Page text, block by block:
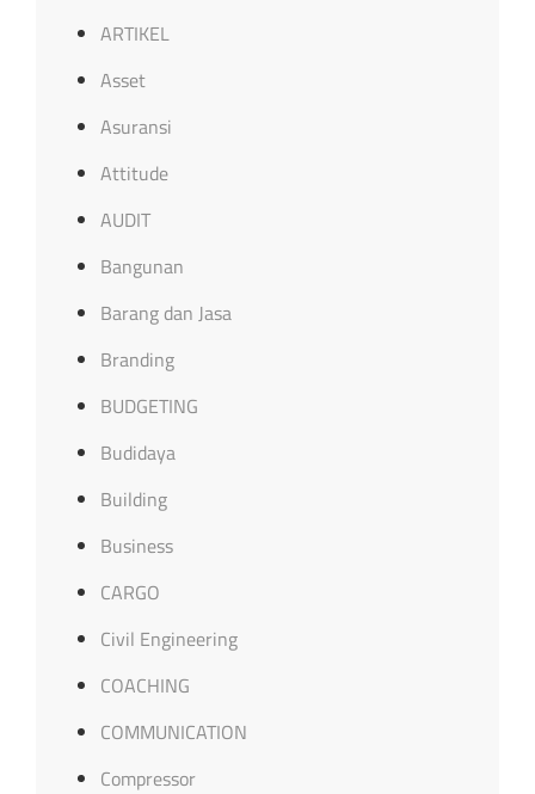
ARTIKEL
Asset
Asuransi
Attitude
AUDIT
Bangunan
Barang dan Jasa
Branding
BUDGETING
Budidaya
Building
Business
CARGO
Civil Engineering
COACHING
COMMUNICATION
Compressor